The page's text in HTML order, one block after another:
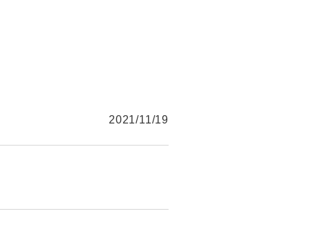
2021/11/19